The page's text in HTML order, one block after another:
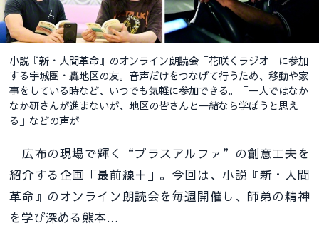
小説『新・人間革命』のオンライン朗読会「花咲くラジオ」に参加
する宇城圏・轟地区の友。音声だけをつなげて行うため、移動や家
事をしている時など、いつでも気軽に参加できる。「一人ではなか
なか研さんが進まないが、地区の皆さんと一緒なら学ぼうと思え
る」などの声が
広布の現場で輝く“プラスアルファ”の創意工夫を
紹介する企画「最前線＋」。今回は、小説『新・人間
革命』のオンライン朗読会を毎週開催し、師弟の精神
を学び深める熊本…